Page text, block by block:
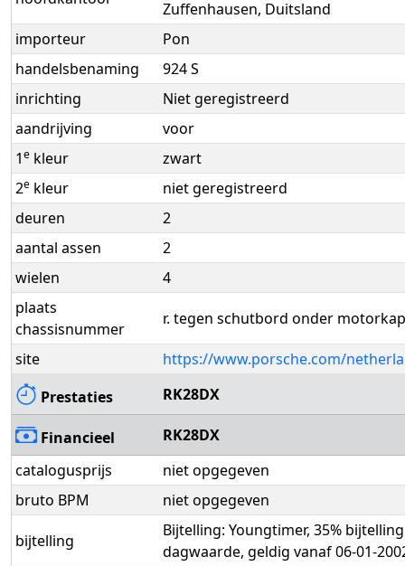
Zuffenhausen, Duitsland
importeur
Pon
handelsbenaming
924 S
inrichting
Niet geregistreerd
aandrijving
voor
1e kleur
zwart
2e kleur
niet geregistreerd
deuren
2
aantal assen
2
wielen
4
plaats
chassisnummer
r. tegen schutbord onder motorkap
site
https://www.porsche.com/
Prestaties
RK28DX
Financieel
RK28DX
catalogusprijs
niet opgegeven
bruto BPM
niet opgegeven
bijtelling
Bijtelling: Youngtimer, 35%
dagwaarde, geldig vanaf 06-01-